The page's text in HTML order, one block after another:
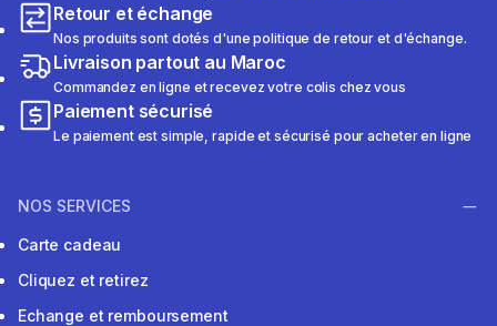
Retour et échange
Nos produits sont dotés d'une politique de retour et d'échange.
Livraison partout au Maroc
Commandez en ligne et recevez votre colis chez vous
Paiement sécurisé
Le paiement est simple, rapide et sécurisé pour acheter en ligne
NOS SERVICES
Carte cadeau
Cliquez et retirez
Echange et remboursement